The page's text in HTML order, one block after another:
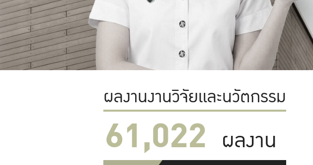
ผลงานงานวิจัยและนวัตกรรม
61,022 ผลงาน